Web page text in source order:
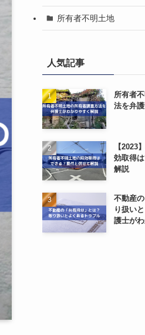
所有者不明土地
人気記事
所有者
法を弁
【2023
効取得
解説
不動産
り扱い
護士が